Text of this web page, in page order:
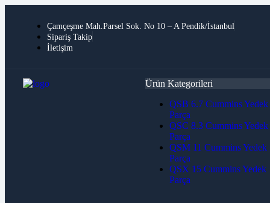
Çamçeşme Mah.Parsel Sok. No 10 – A Pendik/İstanbul
Sipariş Takip
İletişim
Ürün Kategorileri
QSB 6.7 Cummins Yedek
Parça
QSC 8.3 Cummins Yedek
Parça
QSM 11 Cummins Yedek
Parça
QSX 15 Cummins Yedek
Parça